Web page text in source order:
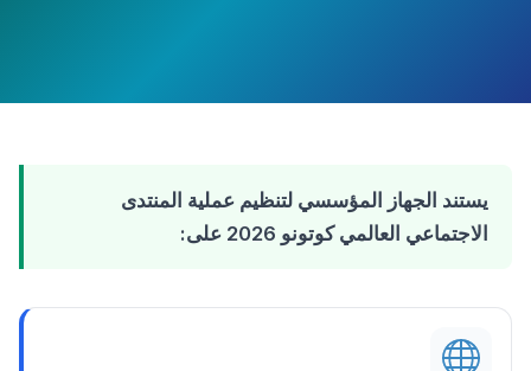
يستند الجهاز المؤسسي لتنظيم عملية المنتدى
الاجتماعي العالمي كوتونو 2026 على: